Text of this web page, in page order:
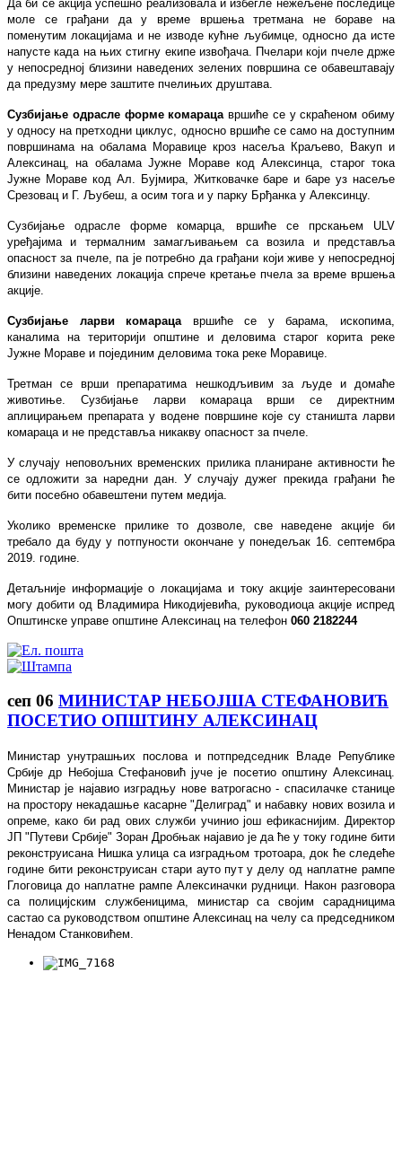
Да би се акција успешно реализовала и избегле нежељене последице
моле се грађани да у време вршења третмана не бораве на
поменутим локацијама и не изводе кућне љубимце, односно да исте
напусте када на њих стигну екипе извођача. Пчелари који пчеле држе
у непосредној близини наведених зелених површина се обавештавају
да предузму мере заштите пчелињих друштава.
Сузбијање одрасле форме комараца вршиће се у скраћеном обиму
у односу на претходни циклус, односно вршиће се само на доступним
површинама на обалама Моравице кроз насеља Краљево, Вакуп и
Алексинац, на обалама Јужне Мораве код Алексинца, старог тока
Јужне Мораве код Ал. Бујмира, Житковачке баре и баре уз насеље
Срезовац и Г. Љубеш, а осим тога и у парку Брђанка у Алексинцу.
Сузбијање одрасле форме комарца, вршиће се прскањем ULV
уређајима и термалним замагљивањем са возила и представља
опасност за пчеле, па је потребно да грађани који живе у непосредној
близини наведених локација спрече кретање пчела за време вршења
акције.
Сузбијање ларви комараца вршиће се у барама, ископима,
каналима на територији општине и деловима старог корита реке
Јужне Мораве и појединим деловима тока реке Моравице.
Третман се врши препаратима нешкодљивим за људе и домаће
животиње. Сузбијање ларви комараца врши се директним
аплицирањем препарата у водене површине које су станишта ларви
комараца и не представља никакву опасност за пчеле.
У случају неповољних временских прилика планиране активности ће
се одложити за наредни дан. У случају дужег прекида грађани ће
бити посебно обавештени путем медија.
Уколико временске прилике то дозволе, све наведене акције би
требало да буду у потпуности окончане у понедељак 16. септембра
2019. године.
Детаљније информације о локацијама и току акције заинтересовани
могу добити од Владимира Никодијевића, руководиоца акције испред
Општинске управе општине Алексинац на телефон 060 2182244
сеп 06 МИНИСТАР НЕБОЈША СТЕФАНОВИЋ
ПОСЕТИО ОПШТИНУ АЛЕКСИНАЦ
Министар унутрашњих послова и потпредседник Владе Републике
Србије др Небојша Стефановић јуче је посетио општину Алексинац.
Министар је најавио изградњу нове ватрогасно - спасилачке станице
на простору некадашње касарне "Делиград" и набавку нових возила и
опреме, како би рад ових служби учинио још ефикаснијим. Директор
ЈП "Путеви Србије" Зоран Дробњак најавио је да ће у току године бити
реконструисана Нишка улица са изградњом тротоара, док ће следеће
године бити реконструисан стари ауто пут у делу од наплатне рампе
Глоговица до наплатне рампе Алексиначки рудници. Након разговора
са полицијским службеницима, министар са својим сарадницима
састао са руководством општине Алексинац на челу са председником
Ненадом Станковићем.